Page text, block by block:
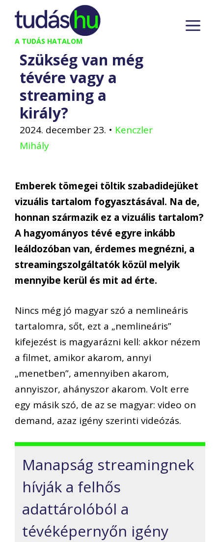
Kilépés
tartalomba
A TUDÁS HATALOM
Szükség van még
tévére vagy a
streaming a
király?
2024. december 23. • Kenczler
Mihály
Emberek tömegei töltik szabadidejüket
vizuális tartalom fogyasztásával. Na de,
honnan származik ez a vizuális tartalom?
A hagyományos tévé egyre inkább
leáldozóban van, érdemes megnézni, a
streamingszolgáltatók közül melyik
mennyibe kerül és mit ad érte.
Nincs még jó magyar szó a nemlineáris
tartalomra, sőt, ezt a „nemlineáris”
kifejezést is magyarázni kell: akkor nézem
a filmet, amikor akarom, annyi
„menetben”, amennyiben akarom,
annyiszor, ahányszor akarom. Volt erre
egy másik szó, de az se magyar: video on
demand, azaz igény szerinti videózás.
Manapság streamingnek
hívják a felhős
adattárolóból a
tévéképernyőn igény